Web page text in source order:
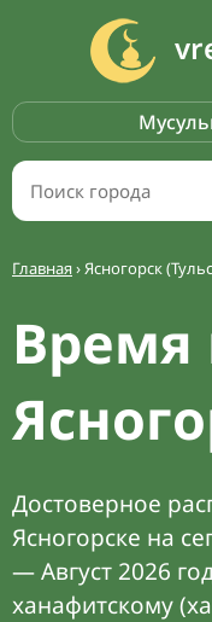
Главная›Ясногорск
Время
Достоверное
Ясногорске на
— Август 2026
ханафитскому